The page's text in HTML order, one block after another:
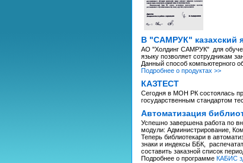
В "САМРУК" казахский
АО "Холдинг САМРУК" для
языку позволяет сотрудникам
Данный способ компьютерного
Подробнее о продуктах >>
КАЗТЕСТ
Сегодня в МОН РК состоялась
государственным стандартом
Автоматизация
Успешно завершена работа по
модули: Администрирование,
Теперь библиотекари в
знаки и индексы ББК,
составить заказной список
Подробнее о программе КАБИС